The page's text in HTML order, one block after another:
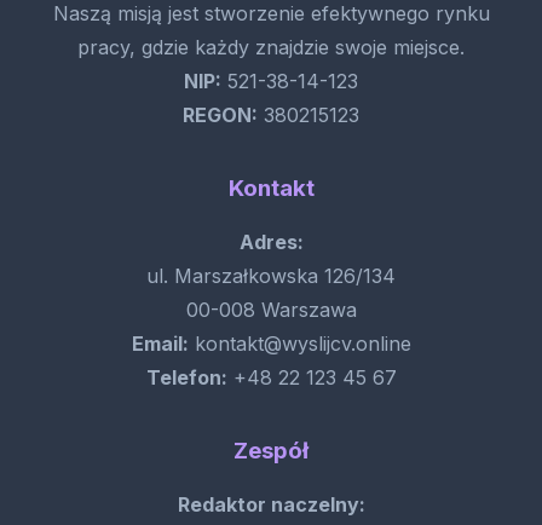
Naszą misją jest stworzenie efektywnego rynku
pracy, gdzie każdy znajdzie swoje miejsce.
NIP: 521-38-14-123
REGON: 380215123
Kontakt
Adres:
ul. Marszałkowska 126/134
00-008 Warszawa
Email: kontakt@wyslijcv.online
Telefon: +48 22 123 45 67
Zespół
Redaktor naczelny: